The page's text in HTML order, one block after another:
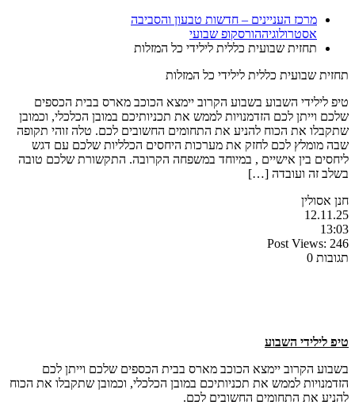
מרכז העניינים – חדשות טבעון והסביבה
אסטרולוגיההורסקופ שבועי
תחזית שבועית כללית לילידי כל המזלות
תחזית שבועית כללית לילידי כל המזלות
טיפ לילידי השבוע בשבוע הקרוב יימצא הכוכב מארס בבית הכספים
שלכם וייתן לכם הזדמנויות לממש את תכניותיכם במובן הכלכלי, וכמובן
שתקבלו את הכוח להניע את התחומים החשובים לכם. טלה זוהי תקופה
שבה מומלץ לכם לחזק את מערכות היחסים הכלליות שלכם עם דגש
ליחסים בין אישיים , במיוחד במשפחה הקרובה. התקשורת שלכם טובה
בשלב זה ועובדה […]
חנן אסולין
12.11.25
13:03
Post Views: 246
תגובות 0
טיפ לילידי השבוע
בשבוע הקרוב יימצא הכוכב מארס בבית הכספים שלכם וייתן לכם
הזדמנויות לממש את תכניותיכם במובן הכלכלי, וכמובן שתקבלו את הכוח
להניע את התחומים החשובים לכם.